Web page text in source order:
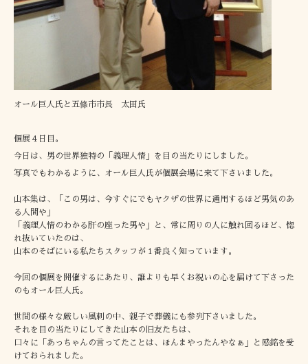
オール巨人氏と五條市市長 太田氏
個展４日目。
今日は、男の世界独特の「義理人情」を目の当たりにしました。
写真でもわかるように、オール巨人氏が個展会場に来て下さいました。
山本集は、「この男は、今すぐにでもヤクザの世界に通用するほど男気のあ
る人間や」
「義理人情のわかる肝の座った男や」と、常に周りの人に触れ回るほど、惚
れ抜いていたのは、
山本のそばにいる私たちスタッフが１番良く知っています。
今回の個展を開催するにあたり、誰よりも早くお祝いの心を届けて下さった
のもオール巨人氏。
世間の様々な厳しい風刺の中、親子で葬儀にも参列下さいました。
それを目の当たりにしてきた山本の旧友たちは、
口々に「あっちゃんの言ってたことは、ほんまやったんやなぁ」と感銘を受
けておられました。